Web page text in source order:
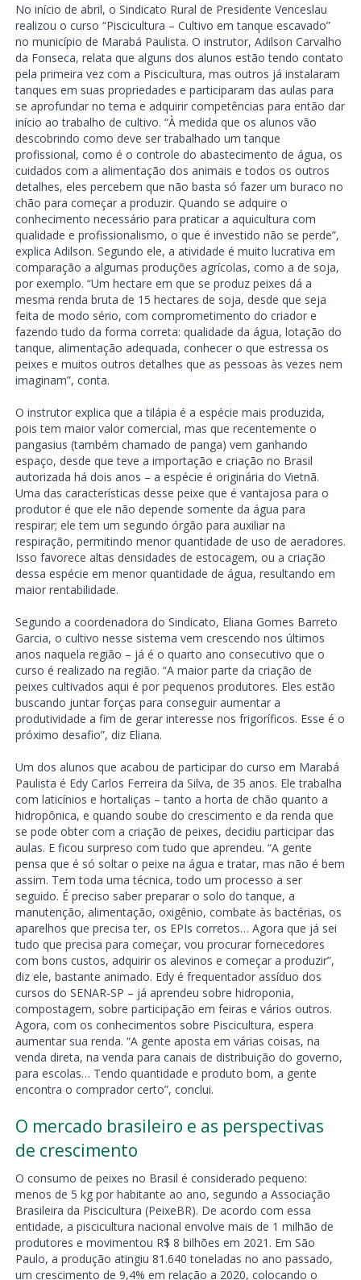
No início de abril, o Sindicato Rural de Presidente Venceslau
realizou o curso “Piscicultura – Cultivo em tanque escavado”
no município de Marabá Paulista. O instrutor, Adilson Carvalho
da Fonseca, relata que alguns dos alunos estão tendo contato
pela primeira vez com a Piscicultura, mas outros já instalaram
tanques em suas propriedades e participaram das aulas para
se aprofundar no tema e adquirir competências para então dar
início ao trabalho de cultivo. “À medida que os alunos vão
descobrindo como deve ser trabalhado um tanque
profissional, como é o controle do abastecimento de água, os
cuidados com a alimentação dos animais e todos os outros
detalhes, eles percebem que não basta só fazer um buraco no
chão para começar a produzir. Quando se adquire o
conhecimento necessário para praticar a aquicultura com
qualidade e profissionalismo, o que é investido não se perde”,
explica Adilson. Segundo ele, a atividade é muito lucrativa em
comparação a algumas produções agrícolas, como a de soja,
por exemplo. “Um hectare em que se produz peixes dá a
mesma renda bruta de 15 hectares de soja, desde que seja
feita de modo sério, com comprometimento do criador e
fazendo tudo da forma correta: qualidade da água, lotação do
tanque, alimentação adequada, conhecer o que estressa os
peixes e muitos outros detalhes que as pessoas às vezes nem
imaginam”, conta.
O instrutor explica que a tilápia é a espécie mais produzida,
pois tem maior valor comercial, mas que recentemente o
pangasius (também chamado de panga) vem ganhando
espaço, desde que teve a importação e criação no Brasil
autorizada há dois anos – a espécie é originária do Vietnã.
Uma das características desse peixe que é vantajosa para o
produtor é que ele não depende somente da água para
respirar; ele tem um segundo órgão para auxiliar na
respiração, permitindo menor quantidade de uso de aeradores.
Isso favorece altas densidades de estocagem, ou a criação
dessa espécie em menor quantidade de água, resultando em
maior rentabilidade.
Segundo a coordenadora do Sindicato, Eliana Gomes Barreto
Garcia, o cultivo nesse sistema vem crescendo nos últimos
anos naquela região – já é o quarto ano consecutivo que o
curso é realizado na região. “A maior parte da criação de
peixes cultivados aqui é por pequenos produtores. Eles estão
buscando juntar forças para conseguir aumentar a
produtividade a fim de gerar interesse nos frigoríficos. Esse é o
próximo desafio”, diz Eliana.
Um dos alunos que acabou de participar do curso em Marabá
Paulista é Edy Carlos Ferreira da Silva, de 35 anos. Ele trabalha
com laticínios e hortaliças – tanto a horta de chão quanto a
hidropônica, e quando soube do crescimento e da renda que
se pode obter com a criação de peixes, decidiu participar das
aulas. E ficou surpreso com tudo que aprendeu. “A gente
pensa que é só soltar o peixe na água e tratar, mas não é bem
assim. Tem toda uma técnica, todo um processo a ser
seguido. É preciso saber preparar o solo do tanque, a
manutenção, alimentação, oxigênio, combate às bactérias, os
aparelhos que precisa ter, os EPIs corretos… Agora que já sei
tudo que precisa para começar, vou procurar fornecedores
com bons custos, adquirir os alevinos e começar a produzir”,
diz ele, bastante animado. Edy é frequentador assíduo dos
cursos do SENAR-SP – já aprendeu sobre hidroponia,
compostagem, sobre participação em feiras e vários outros.
Agora, com os conhecimentos sobre Piscicultura, espera
aumentar sua renda. “A gente aposta em várias coisas, na
venda direta, na venda para canais de distribuição do governo,
para escolas… Tendo quantidade e produto bom, a gente
encontra o comprador certo”, conclui.
O mercado brasileiro e as perspectivas
de crescimento
O consumo de peixes no Brasil é considerado pequeno:
menos de 5 kg por habitante ao ano, segundo a Associação
Brasileira da Piscicultura (PeixeBR). De acordo com essa
entidade, a piscicultura nacional envolve mais de 1 milhão de
produtores e movimentou R$ 8 bilhões em 2021. Em São
Paulo, a produção atingiu 81.640 toneladas no ano passado,
um crescimento de 9,4% em relação a 2020, colocando o